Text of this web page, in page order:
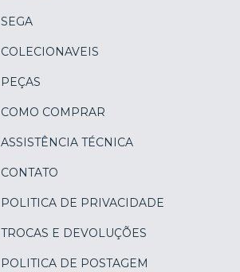
SEGA
COLECIONAVEIS
PEÇAS
COMO COMPRAR
ASSISTÊNCIA TÉCNICA
CONTATO
POLITICA DE PRIVACIDADE
TROCAS E DEVOLUÇÕES
POLITICA DE POSTAGEM